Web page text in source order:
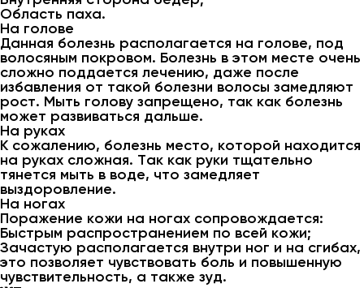
Область паха.
На голове
Данная болезнь располагается на голове, под
волосяным покровом. Болезнь в этом месте очень
сложно поддается лечению, даже после
избавления от такой болезни волосы замедляют
рост. Мыть голову запрещено, так как болезнь
может развиваться дальше.
На руках
К сожалению, болезнь место, которой находится
на руках сложная. Так как руки тщательно
тянется мыть в воде, что замедляет
выздоровление.
На ногах
Поражение кожи на ногах сопровождается:
Быстрым распространением по всей кожи;
Зачастую располагается внутри ног и на сгибах,
это позволяет чувствовать боль и повышенную
чувствительность, а также зуд.